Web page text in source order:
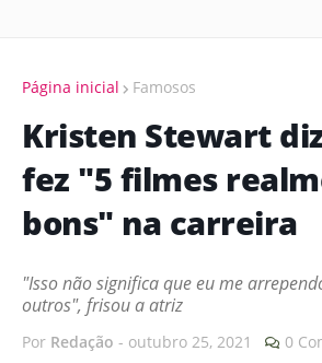
Página inicial Famosos
Kristen Stewart
fez "5 filmes
bons" na carreira
"Isso não significa que eu me
outros", frisou a atriz
Por Redação - outubro 25, 2021 0